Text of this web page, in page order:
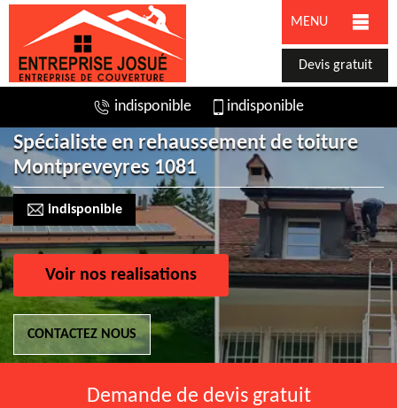
MENU
Devis gratuit
indisponible indisponible
Spécialiste en rehaussement de toiture
Montpreveyres 1081
indisponible
Voir nos realisations
CONTACTEZ NOUS
Demande de devis gratuit